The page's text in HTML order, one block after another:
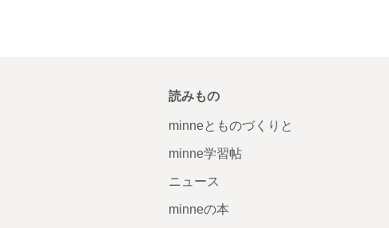
読みもの
minneとものづくりと
minne学習帖
ニュース
minneの本